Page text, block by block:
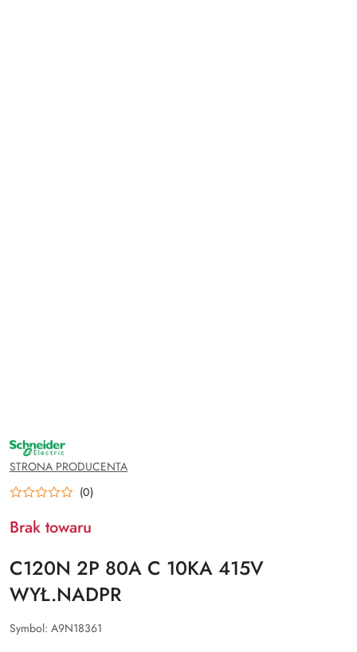
NAZWA
PRODUCENTA:
SCHNEIDER
ELECTRIC
STRONA PRODUCENTA
(0)
Brak towaru
C120N 2P 80A C 10KA 415V
WYŁ.NADPR
Symbol: A9N18361